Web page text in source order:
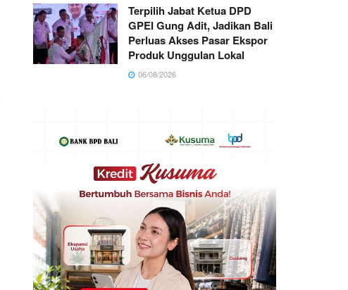
Terpilih Jabat Ketua DPD
GPEI Gung Adit, Jadikan Bali
Perluas Akses Pasar Ekspor
Produk Unggulan Lokal
06/08/2026